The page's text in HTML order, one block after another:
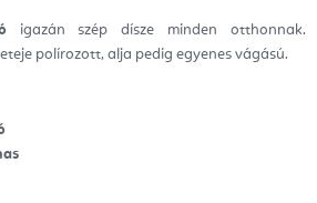
igazán szép dísze minden otthonnak.
polírozott, alja pedig egyenes vágású.